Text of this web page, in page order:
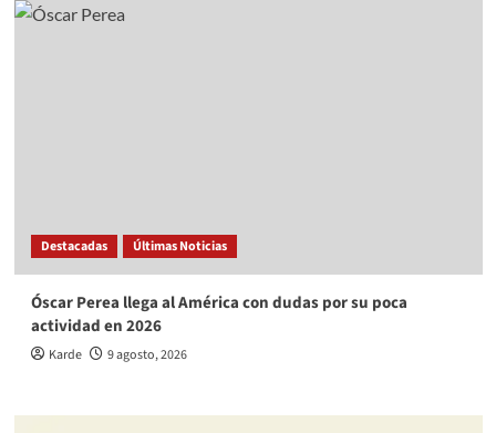
Destacadas Últimas Noticias
Óscar Perea llega al América con dudas por su poca
actividad en 2026
Karde 9 agosto, 2026